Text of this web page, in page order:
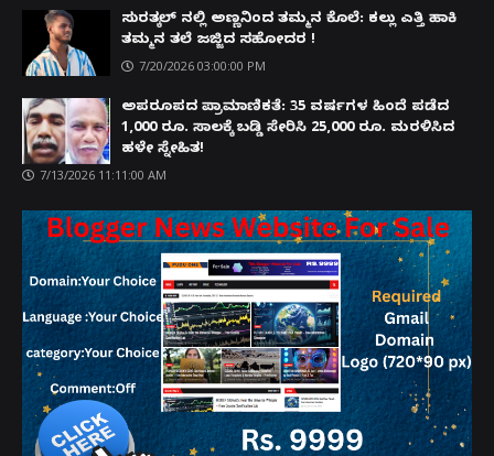
ಸುರತ್ಕಲ್ ನಲ್ಲಿ ಅಣ್ಣನಿಂದ ತಮ್ಮನ ಕೊಲೆ: ಕಲ್ಲು ಎತ್ತಿ ಹಾಕಿ
ತಮ್ಮನ ತಲೆ ಜಜ್ಜಿದ ಸಹೋದರ !
7/20/2026 03:00:00 PM
ಅಪರೂಪದ ಪ್ರಾಮಾಣಿಕತೆ: 35 ವರ್ಷಗಳ ಹಿಂದೆ ಪಡೆದ
1,000 ರೂ. ಸಾಲಕ್ಕೆ ಬಡ್ಡಿ ಸೇರಿಸಿ 25,000 ರೂ. ಮರಳಿಸಿದ
ಹಳೇ ಸ್ನೇಹಿತ!
7/13/2026 11:11:00 AM